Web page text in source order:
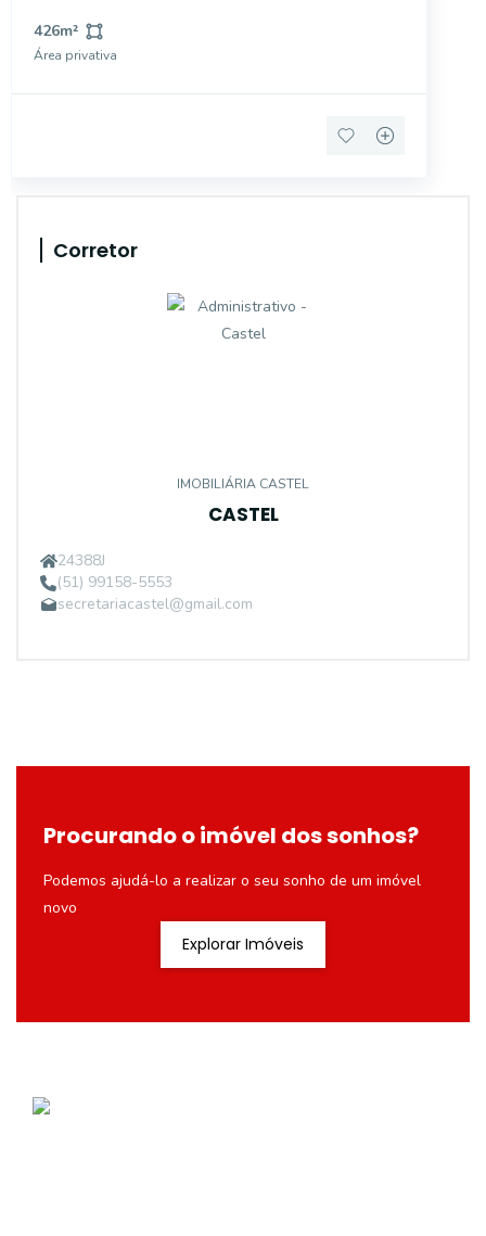
excelente oportunidade para empresas que buscam
estrutura ampla, localização estratégica e fácil
426m²
Área privativa
Corretor
IMOBILIÁRIA CASTEL
CASTEL
24388J
(51) 99158-5553
secretariacastel@gmail.com
Procurando o imóvel dos sonhos?
Podemos ajudá-lo a realizar o seu sonho de um imóvel
novo
Explorar Imóveis